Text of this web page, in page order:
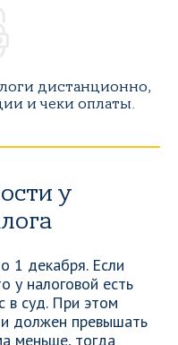
дистанционно,
и чеки оплаты.
у
1 декабря. Если
у налоговой есть
в суд. При этом
должен превышать
меньше, тогда